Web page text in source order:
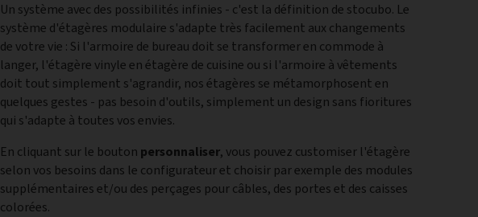
Un système avec des possibilités infinies - c'est la définition de stocubo. Le
système d'étagères modulaire s'adapte très facilement aux changements
de votre vie : Si l'armoire de bureau doit se transformer en commode à
langer, l'étagère vinyle en étagère de cuisine ou si l'armoire à vêtements
doit tout simplement s'agrandir, nos étagères se métamorphosent en
quelques gestes - pas besoin d'outils, simplement un design sans fioritures
qui s'adapte à toutes vos envies.
En cliquant sur le bouton personnaliser, vous pouvez customiser l'étagère
selon vos besoins dans le configurateur et choisir par exemple des modules
supplémentaires et/ou des perçages pour câbles, des portes et des caisses
colorées.